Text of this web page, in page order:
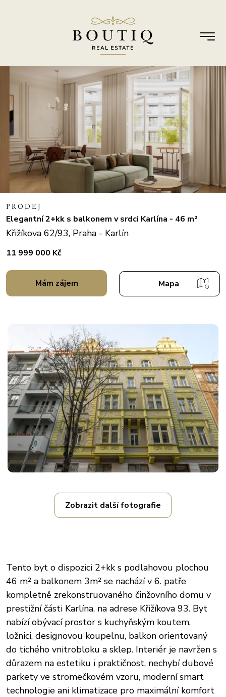
PRODEJ
Elegantní 2+kk s balkonem v srdci Karlína - 46 m²
Křižíkova 62/93, Praha - Karlín
11 999 000 Kč
Mám zájem Mapa
Zobrazit další fotografie
Tento byt o dispozici 2+kk s podlahovou plochou
46 m² a balkonem 3m² se nachází v 6. patře
kompletně zrekonstruovaného činžovního domu v
prestižní části Karlína, na adrese Křižíkova 93. Byt
nabízí obývací prostor s kuchyňským koutem,
ložnici, designovou koupelnu, balkon orientovaný
do tichého vnitrobloku a sklep. Interiér je navržen s
důrazem na estetiku i praktičnost, nechybí dubové
parkety ve stromečkovém vzoru, moderní smart
technologie ani klimatizace pro maximální komfort